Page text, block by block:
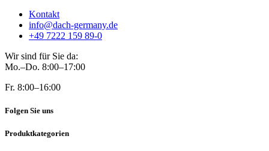
Kontakt
info@dach-germany.de
+49 7222 159 89-0
Wir sind für Sie da:
Mo.–Do. 8:00–17:00
Fr. 8:00–16:00
Folgen Sie uns
Produktkategorien